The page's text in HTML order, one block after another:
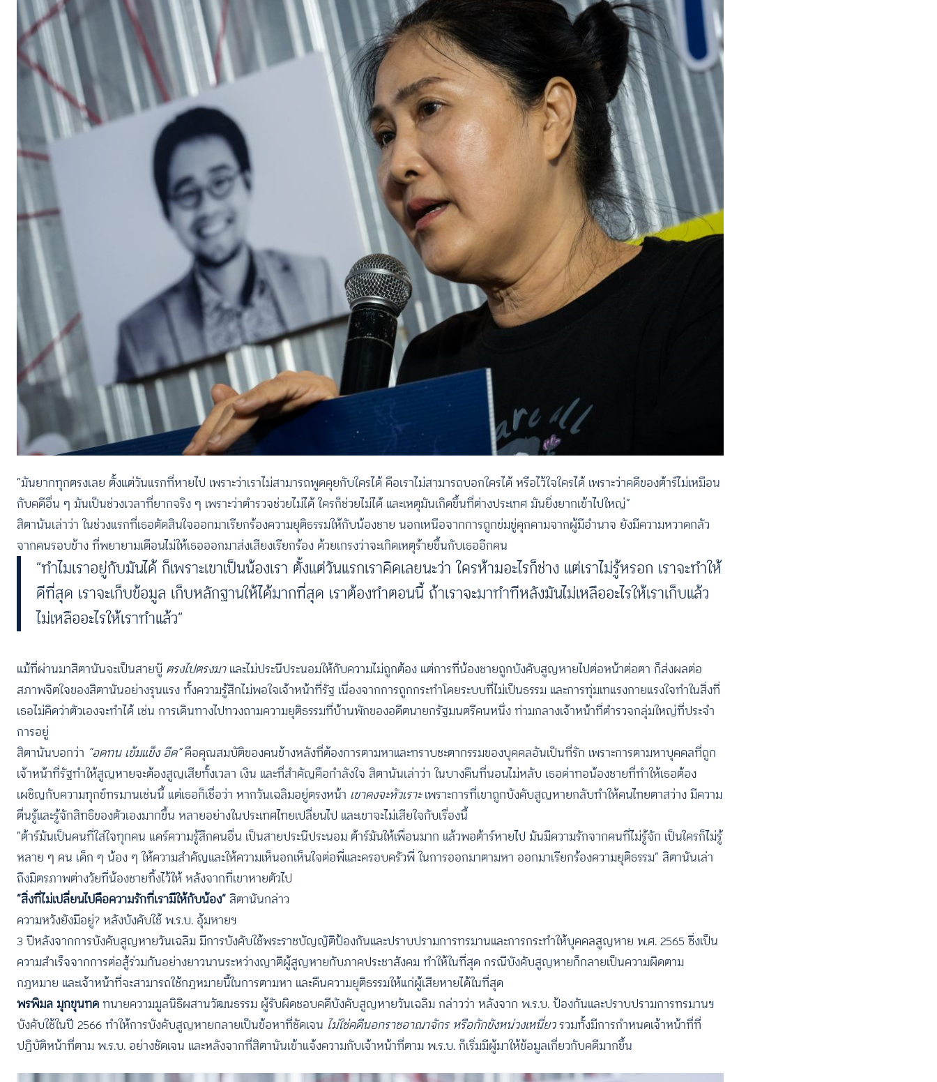
“มันยากทุกตรงเลย ตั้งแต่วันแรกที่หายไป เพราะว่าเราไม่สามารถพูดคุยกับใครได้ คือเราไม่สามารถบอกใครได้ หรือไว้ใจใครได้ เพราะว่าคดีของต้าร์ไม่เหมือน
กับคดีอื่น ๆ มันเป็นช่วงเวลาที่ยากจริง ๆ เพราะว่าตำรวจช่วยไม่ได้ ใครก็ช่วยไม่ได้ และเหตุมันเกิดขึ้นที่ต่างประเทศ มันยิ่งยากเข้าไปใหญ่”
สิตานันเล่าว่า ในช่วงแรกที่เธอตัดสินใจออกมาเรียกร้องความยุติธรรมให้กับน้องชาย นอกเหนือจากการถูกข่มขู่คุกคามจากผู้มีอำนาจ ยังมีความหวาดกลัว
จากคนรอบข้าง ที่พยายามเตือนไม่ให้เธอออกมาส่งเสียงเรียกร้อง ด้วยเกรงว่าจะเกิดเหตุร้ายขึ้นกับเธออีกคน
“ทำไมเราอยู่กับมันได้ ก็เพราะเขาเป็นน้องเรา ตั้งแต่วันแรกเราคิดเลยนะว่า ใครห้ามอะไรก็ช่าง แต่เราไม่รู้หรอก เราจะทำให้
ดีที่สุด เราจะเก็บข้อมูล เก็บหลักฐานให้ได้มากที่สุด เราต้องทำตอนนี้ ถ้าเราจะมาทำทีหลังมันไม่เหลืออะไรให้เราเก็บแล้ว
ไม่เหลืออะไรให้เราทำแล้ว”
แม้ที่ผ่านมาสิตานันจะเป็นสายบู๊ ตรงไปตรงมาและไม่ประนีประนอมให้กับความไม่ถูกต้อง แต่การที่น้องชายถูกบังคับสูญหายไปต่อหน้าต่อตา ก็ส่งผลต่อ
สภาพจิตใจของสิตานันอย่างรุนแรง ทั้งความรู้สึกไม่พอใจเจ้าหน้าที่รัฐ เนื่องจากการถูกกระทำโดยระบบที่ไม่เป็นธรรม และการทุ่มเทแรงกายแรงใจทำในสิ่งที่
เธอไม่คิดว่าตัวเองจะทำได้ เช่น การเดินทางไปทวงถามความยุติธรรมที่บ้านพักของอดีตนายกรัฐมนตรีคนหนึ่ง ท่ามกลางเจ้าหน้าที่ตำรวจกลุ่มใหญ่ที่ประจำ
การอยู่
สิตานันบอกว่า “อดทน เข้มแข็ง อึด”คือคุณสมบัติของคนข้างหลังที่ต้องการตามหาและทราบชะตากรรมของบุคคลอันเป็นที่รัก เพราะการตามหาบุคคลที่ถูก
เจ้าหน้าที่รัฐทำให้สูญหายจะต้องสูญเสียทั้งเวลา เงิน และที่สำคัญคือกำลังใจ สิตานันเล่าว่า ในบางคืนที่นอนไม่หลับ เธอด่าทอน้องชายที่ทำให้เธอต้อง
เผชิญกับความทุกข์ทรมานเช่นนี้ แต่เธอก็เชื่อว่า หากวันเฉลิมอยู่ตรงหน้า เขาคงจะหัวเราะเพราะการที่เขาถูกบังคับสูญหายกลับทำให้คนไทยตาสว่าง มีความ
ตื่นรู้และรู้จักสิทธิของตัวเองมากขึ้น หลายอย่างในประเทศไทยเปลี่ยนไป และเขาจะไม่เสียใจกับเรื่องนี้
“ต้าร์มันเป็นคนที่ใส่ใจทุกคน แคร์ความรู้สึกคนอื่น เป็นสายประนีประนอม ต้าร์มันให้เพื่อนมาก แล้วพอต้าร์หายไป มันมีความรักจากคนที่ไม่รู้จัก เป็นใครก็ไม่รู้
หลาย ๆ คน เด็ก ๆ น้อง ๆ ให้ความสำคัญและให้ความเห็นอกเห็นใจต่อพี่และครอบครัวพี่ ในการออกมาตามหา ออกมาเรียกร้องความยุติธรรม” สิตานันเล่า
ถึงมิตรภาพต่างวัยที่น้องชายทิ้งไว้ให้ หลังจากที่เขาหายตัวไป
“สิ่งที่ไม่เปลี่ยนไปคือความรักที่เรามีให้กับน้อง”สิตานันกล่าว
ความหวังยังมีอยู่? หลังบังคับใช้ พ.ร.บ. อุ้มหายฯ
3 ปีหลังจากการบังคับสูญหายวันเฉลิม มีการบังคับใช้พระราชบัญญัติป้องกันและปราบปรามการทรมานและการกระทำให้บุคคลสูญหาย พ.ศ. 2565 ซึ่งเป็น
ความสำเร็จจากการต่อสู้ร่วมกันอย่างยาวนานระหว่างญาติผู้สูญหายกับภาคประชาสังคม ทำให้ในที่สุด กรณีบังคับสูญหายก็กลายเป็นความผิดตาม
กฎหมาย และเจ้าหน้าที่จะสามารถใช้กฎหมายนี้ในการตามหา และคืนความยุติธรรมให้แก่ผู้เสียหายได้ในที่สุด
พรพิมล มุกขุนทดทนายความมูลนิธิผสานวัฒนธรรม ผู้รับผิดชอบคดีบังคับสูญหายวันเฉลิม กล่าวว่า หลังจาก พ.ร.บ. ป้องกันและปราบปรามการทรมานฯ
บังคับใช้ในปี 2566 ทำให้การบังคับสูญหายกลายเป็นข้อหาที่ชัดเจน ไม่ใช่คดีนอกราชอาณาจักร หรือกักขังหน่วงเหนี่ยวรวมทั้งมีการกำหนดเจ้าหน้าที่ที่
ปฏิบัติหน้าที่ตาม พ.ร.บ. อย่างชัดเจน และหลังจากที่สิตานันเข้าแจ้งความกับเจ้าหน้าที่ตาม พ.ร.บ. ก็เริ่มมีผู้มาให้ข้อมูลเกี่ยวกับคดีมากขึ้น